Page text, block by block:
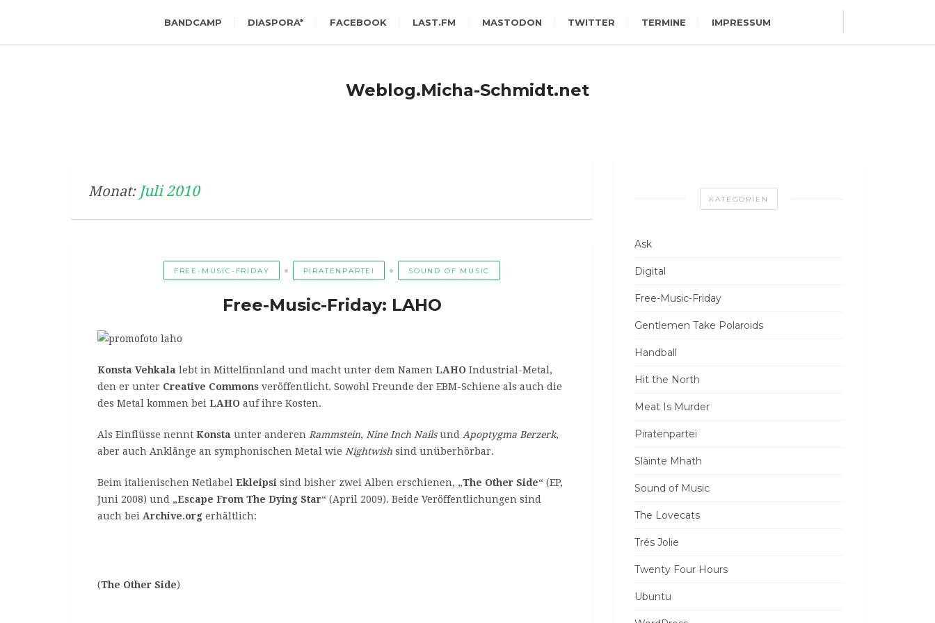
BANDCAMP DIASPORA* FACEBOOK LAST.FM MASTODON TWITTER TERMINE IMPRESSUM
Weblog.Micha-Schmidt.net
Monat: Juli 2010
FREE-MUSIC-FRIDAY PIRATENPARTEI SOUND OF MUSIC
Free-Music-Friday: LAHO
Konsta Vehkala lebt in Mittelfinnland und macht unter dem Namen LAHOIndustrial-Metal,
den er unter Creative Commonsveröffentlicht. Sowohl Freunde der EBM-Schiene als auch die
des Metal kommen bei LAHOauf ihre Kosten.
Als Einflüsse nennt Konsta unter anderen Rammstein, Nine Inch Nailsund Apoptygma Berzerk,
aber auch Anklänge an symphonischen Metal wie Nightwishsind unüberhörbar.
Beim italienischen Netlabel Ekleipsisind bisher zwei Alben erschienen, „The Other Side“ (EP,
Juni 2008) und „Escape From The Dying Star“ (April 2009). Beide Veröffentlichungen sind
auch bei Archive.orgerhältlich:
(The Other Side)
KATEGORIEN
Ask
Digital
Free-Music-Friday
Gentlemen Take Polaroids
Handball
Hit the North
Meat Is Murder
Piratenpartei
Slàinte Mhath
Sound of Music
The Lovecats
Trés Jolie
Twenty Four Hours
Ubuntu